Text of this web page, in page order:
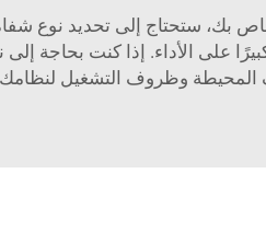
على الأداء. إذا كنت
وظروف التشغيل لنظامك